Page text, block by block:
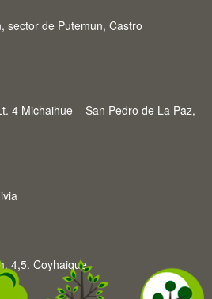
sector de Putemun, Castro
4 Michaihue – San Pedro de La Paz,
4,5. Coyhaique